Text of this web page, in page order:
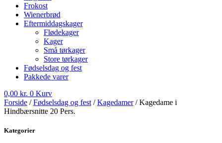
Frokost
Wienerbrød
Eftermiddagskager
Flødekager
Kager
Små tørkager
Store tørkager
Fødselsdag og fest
Pakkede varer
0,00 kr. 0 Kurv
Forside /Fødselsdag og fest /Kagedamer/ Kagedame i
Hindbærsnitte 20 Pers.
Kategorier